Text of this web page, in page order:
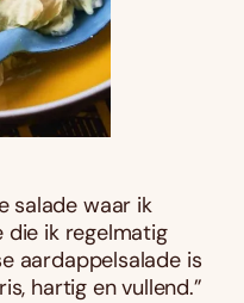
salade waar ik
die ik regelmatig
aardappelsalade is
hartig en vullend.”